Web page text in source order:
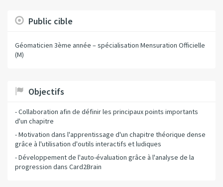
Public cible
Géomaticien 3ème année – spécialisation Mensuration Officielle
(M)
Objectifs
- Collaboration afin de définir les principaux points importants
d'un chapitre
- Motivation dans l'apprentissage d'un chapitre théorique dense
grâce à l'utilisation d'outils interactifs et ludiques
- Développement de l'auto-évaluation grâce à l'analyse de la
progression dans Card2Brain